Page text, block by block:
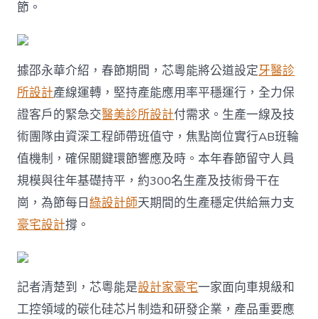
節。
據邵永華介紹，春節期間，芯粵能將公道設定牙醫診
所設計產線運轉，堅持產能應用率平穩運行，全力保
證客戶的緊急交醫美診所設計付需求。生產一線及技
術團隊由資深工程師帶班值守，焦點崗位實行AB班輪
值機制，確保關鍵環節響應及時。本年春節留守人員
規模與往年基礎持平，約300名生產及技術骨干在
崗，為節每日綠設計師天期間的生產穩定供給無力支
豪宅設計撐。
記者清楚到，芯粵能是設計家豪宅一家面向車規級和
工控領域的碳化硅芯片制造和研發企業，產品重要應